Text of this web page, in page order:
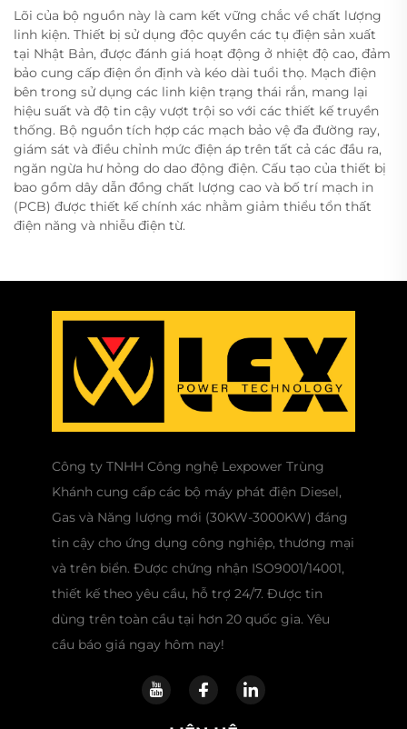
Lõi của bộ nguồn này là cam kết vững chắc về chất lượng
linh kiện. Thiết bị sử dụng độc quyền các tụ điện sản xuất
tại Nhật Bản, được đánh giá hoạt động ở nhiệt độ cao, đảm
bảo cung cấp điện ổn định và kéo dài tuổi thọ. Mạch điện
bên trong sử dụng các linh kiện trạng thái rắn, mang lại
hiệu suất và độ tin cậy vượt trội so với các thiết kế truyền
thống. Bộ nguồn tích hợp các mạch bảo vệ đa đường ray,
giám sát và điều chỉnh mức điện áp trên tất cả các đầu ra,
ngăn ngừa hư hỏng do dao động điện. Cấu tạo của thiết bị
bao gồm dây dẫn đồng chất lượng cao và bố trí mạch in
(PCB) được thiết kế chính xác nhằm giảm thiểu tổn thất
điện năng và nhiễu điện từ.
Công ty TNHH Công nghệ Lexpower Trùng
Khánh cung cấp các bộ máy phát điện Diesel,
Gas và Năng lượng mới (30KW-3000KW) đáng
tin cậy cho ứng dụng công nghiệp, thương mại
và trên biển. Được chứng nhận ISO9001/14001,
thiết kế theo yêu cầu, hỗ trợ 24/7. Được tin
dùng trên toàn cầu tại hơn 20 quốc gia. Yêu
cầu báo giá ngay hôm nay!